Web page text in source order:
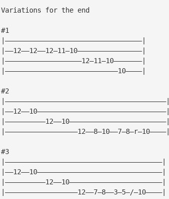
Variations for the end
#1
|——————————————————————————————————|
|——12——12——12—11—10————————————————|
|———————————————————12—11—10———————|
|————————————————————————————10————|
#2
|————————————————————————————————————————|
|——12——10————————————————————————————————|
|——————————12——10————————————————————————|
|——————————————————12——8—10——7—8—r—10————|
#3
|———————————————————————————————————————|
|——12——10———————————————————————————————|
|——————————12——10———————————————————————|
|——————————————————12——7—8——3—5—/—10————|